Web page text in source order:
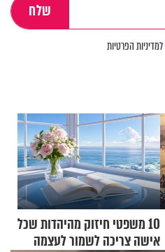
למדיניות הפרטיות
10 משפטי חיזוק מהיהדות שכל
אישה צריכה לשמור לעצמה